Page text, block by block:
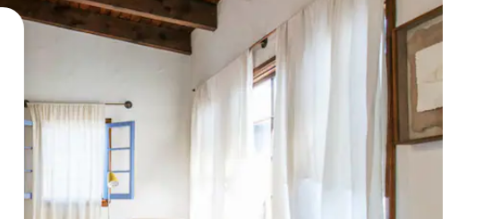
teclas de flecha hacia arriba y hacia abajo o explora con el tacto o desliza el dedo.